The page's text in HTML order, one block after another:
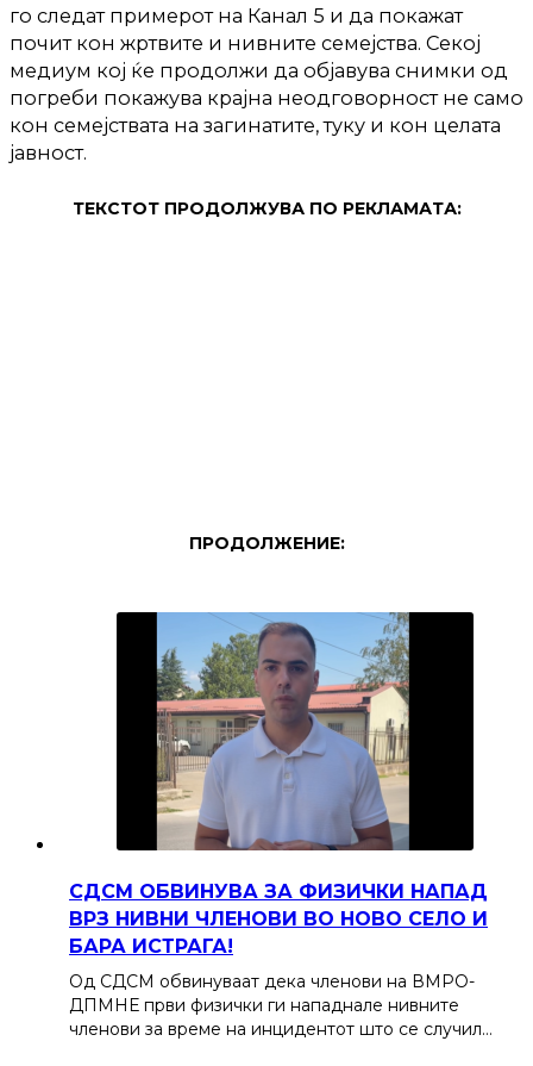
го следат примерот на Канал 5 и да покажат
почит кон жртвите и нивните семејства. Секој
медиум кој ќе продолжи да објавува снимки од
погреби покажува крајна неодговорност не само
кон семејствата на загинатите, туку и кон целата
јавност.
ТЕКСТОТ ПРОДОЛЖУВА ПО РЕКЛАМАТА:
ПРОДОЛЖЕНИЕ:
СДСМ ОБВИНУВА ЗА ФИЗИЧКИ НАПАД
ВРЗ НИВНИ ЧЛЕНОВИ ВО НОВО СЕЛО И
БАРА ИСТРАГА!
Од СДСМ обвинуваат дека членови на ВМРО-
ДПМНЕ први физички ги нападнале нивните
членови за време на инцидентот што се случил…